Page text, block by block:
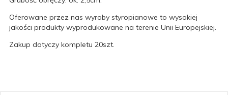
Oferowane przez nas wyroby styropianowe to wysokiej
jakości produkty wyprodukowane na terenie Unii Europejskiej.
Zakup dotyczy kompletu 20szt.